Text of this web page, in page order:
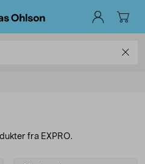
fra EXPRO.